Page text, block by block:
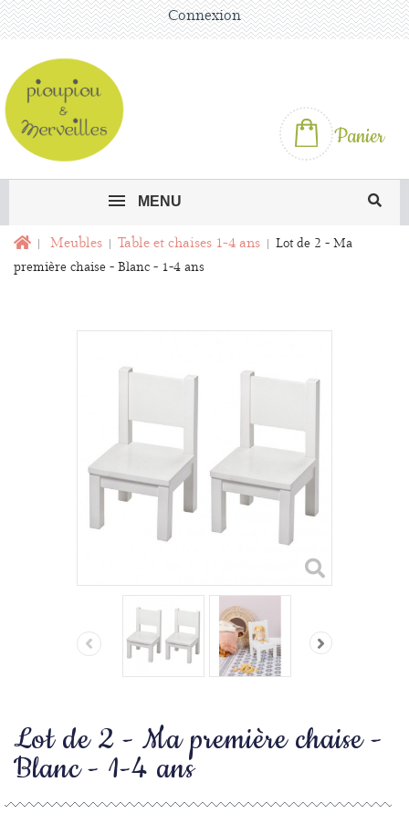
Connexion
Panier
MENU
Meubles Table et chaises 1-4 ans
Lot de 2 - Ma
première chaise - Blanc - 1-4 ans
Lot de 2 - Ma première chaise -
Blanc - 1-4 ans